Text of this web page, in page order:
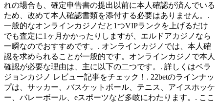
れの場合も、確定申告書の提出以前に本人確認が済んでいる
ため、改めて本人確認書類を添付する必要はありません。.
一般的なオンラインカジノだと1つVIPランクを上げるだけ
でも査定に1ヶ月かかったりしますが、エルドアカジノなら
一瞬なのでおすすめです。. オンラインカジノでは、本人確
認を求められることが一般的です。オンラインカジノで本人
確認が必要な理由は、主に以下の二つです。. 詳しくはベラ
ジョンカジノ レビュー記事をチェック！. 22betのラインナッ
プは、サッカー、バスケットボール、テニス、アイスホッケ
ー、バレーボール、eスポーツなど多岐にわたります。. ここ